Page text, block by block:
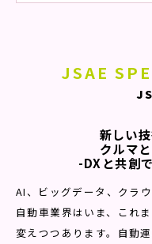
JSAE
新しい
クルマ
-DXと共創
AI、ビッグデータ、クラ
自動車業界はいま、これ
変えつつあります。自動